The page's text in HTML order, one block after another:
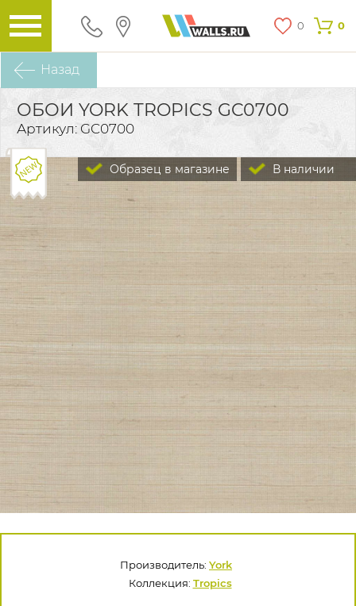
0 0
Назад
ОБОИ YORK TROPICS GC0700
Артикул: GC0700
В наличии
Образец в магазине
Производитель: York
Коллекция: Tropics